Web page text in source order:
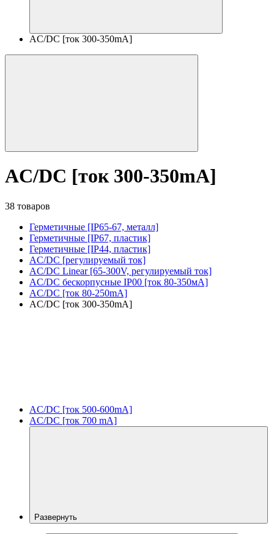
AC/DC [ток 300-350mA]
AC/DC [ток 300-350mA]
38 товаров
Герметичные [IP65-67, металл]
Герметичные [IP67, пластик]
Герметичные [IP44, пластик]
AC/DC [регулируемый ток]
AC/DC Linear [65-300V, регулируемый ток]
AC/DC бескорпусные IP00 [ток 80-350мА]
AC/DC [ток 80-250mA]
AC/DC [ток 300-350mA]
AC/DC [ток 500-600mA]
AC/DC [ток 700 mA]
Развернуть